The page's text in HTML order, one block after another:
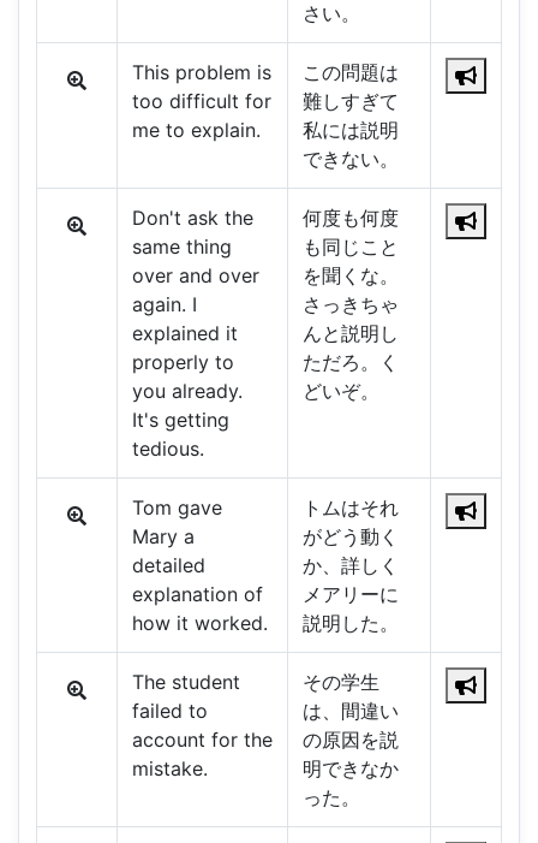
さい。
This problem is
too difficult for
me to explain.
この問題は
難しすぎて
私には説明
できない。
Don't ask the
same thing
over and over
again. I
explained it
properly to
you already.
It's getting
tedious.
何度も何度
も同じこと
を聞くな。
さっきちゃ
んと説明し
ただろ。く
どいぞ。
Tom gave
Mary a
detailed
explanation of
how it worked.
トムはそれ
がどう動く
か、詳しく
メアリーに
説明した。
The student
failed to
account for the
mistake.
その学生
は、間違い
の原因を説
明できなか
った。